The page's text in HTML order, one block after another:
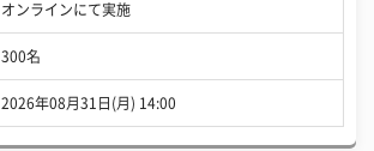
オンラインにて実施
300名
2026年08月31日(月) 14:00